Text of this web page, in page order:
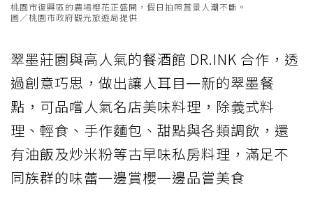
桃園市復興區的農場櫻花正盛開，假日拍照賞景人潮不斷。
圖／桃園市政府觀光旅遊局提供
翠墨莊園與高人氣的餐酒館 DR.INK 合作，透
過創意巧思，做出讓人耳目㇐新的翠墨餐
點，可品嚐人氣名店美味料理，除義式料
理、輕食、手作麵包、甜點與各類調飲，還
有油飯及炒米粉等古早味私房料理，滿足不
同族群的味蕾㇐邊賞櫻㇐邊品嘗美食